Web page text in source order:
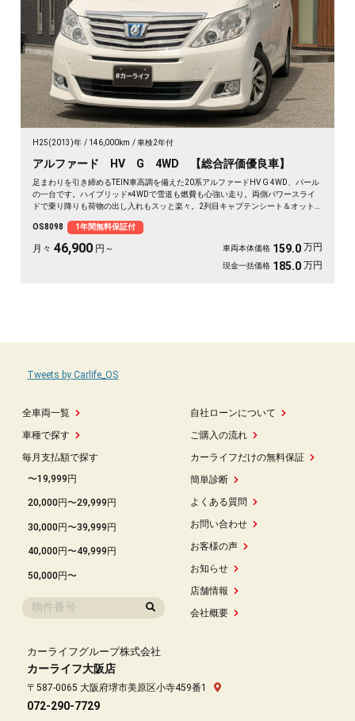
H25(2013)年 146,000km 車検2年付
アルファード HV G 4WD 【総合評価優良車】
足まわりを引き締めるTEIN車高調を備えた20系アルファードHV G 4WD、パール
の一台です。ハイブリッド×4WDで雪道も燃費も心強い走り。両側パワースライ
ドで乗り降りも荷物の出し入れもスッと楽々。2列目キャプテンシート＆オット
征も余裕の空間で。この一台なら移動そのものが楽しみに変わります🚗✨💺🙌😎
《1年保証付》
OS8098 1年間無料保証付
月々 46,900 円～ 車両本体価格 159.0 万円
現金一括価格 185.0 万円
全車両一覧
車種で探す
毎月支払額で探す
〜19,999円
20,000円〜29,999円
30,000円〜39,999円
40,000円〜49,999円
50,000円〜
自社ローンについて
ご購入の流れ
カーライフだけの無料保証
簡単診断
よくある質問
お問い合わせ
お客様の声
お知らせ
店舗情報
会社概要
Tweets by Carlife_OS
カーライフグループ株式会社
カーライフ大阪店
〒587-0065 大阪府堺市美原区小寺459番1
072-290-7729